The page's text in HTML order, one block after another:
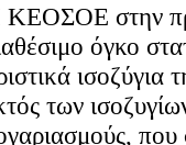
στην
όγκο
ισοζύγια
των
που